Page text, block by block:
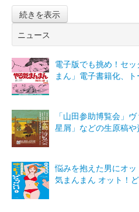
続きを表示
ニュース
電子版でも挑め！セ
まん」電子書籍化、
「山田参助博覧会」
星屑」などの生原稿
悩みを抱えた男にオ
気まんまん オット！